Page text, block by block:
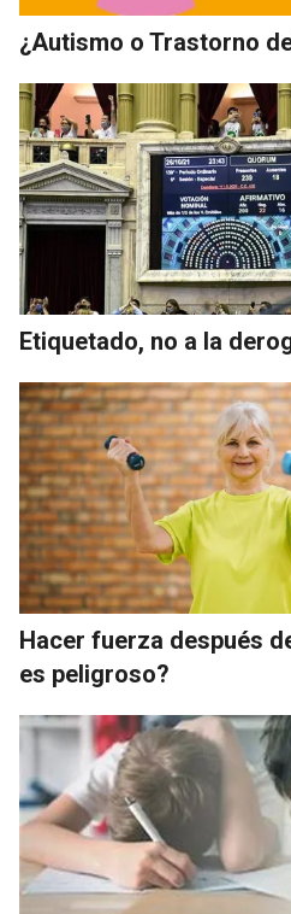
¿Autismo o Trastorno
Etiquetado, no a la
Hacer fuerza después
es peligroso?